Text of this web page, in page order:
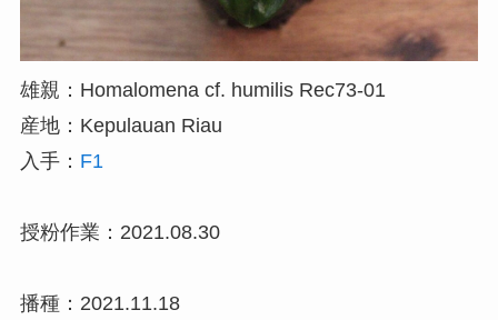
雄親：Homalomena cf. humilis Rec73-01
産地：Kepulauan Riau
入手： F1
授粉作業：2021.08.30
播種：2021.11.18